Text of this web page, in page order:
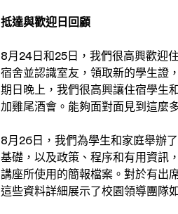
抵達與歡迎日回顧
8月24日和25日，我們很高興歡迎
宿舍並認識室友，領取新的學生證
期日晚上，我們很高興讓住宿學生
加雞尾酒會。能夠面對面見到這麼
8月26日，我們為學生和家庭舉辦
基礎，以及政策、程序和有用資訊
講座所使用的簡報檔案。對於有出
這些資料詳細展示了校園領導團隊